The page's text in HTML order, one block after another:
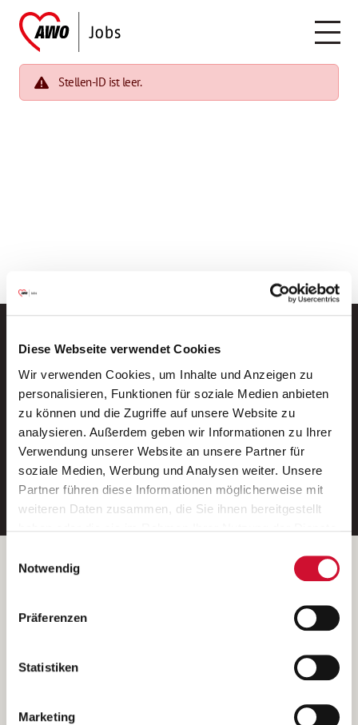
Diese Webseite verwendet Cookies
Wir verwenden Cookies, um Inhalte und Anzeigen zu
personalisieren, Funktionen für soziale Medien anbieten
zu können und die Zugriffe auf unsere Website zu
analysieren. Außerdem geben wir Informationen zu Ihrer
Verwendung unserer Website an unsere Partner für
soziale Medien, Werbung und Analysen weiter. Unsere
Partner führen diese Informationen möglicherweise mit
weiteren Daten zusammen, die Sie ihnen bereitgestellt
Wenn Sie auf „Cookies zulassen“ klicken, so stimmen
Sie der Speicherung sämtlicher Cookies zu. Sie können
Ihre Einwilligung selbstverständlich jederzeit widerrufen,
indem Sie die Cookie-Einstellungen aufrufen und diese
unsererDatenschutzerklärung
Notwendig
Präferenzen
Statistiken
Marketing
Stellen-ID ist leer.
Neue Stellen per E-Mail.
Ein kostenloser Service von AWO
Jobs.
E-Mail-Adresse eintragen
Betreiber der Webseite
Kantstraße 45a
(Ein Tochterunternehmen des AWO Bezirksverbandes Unterfranken
e.V.)